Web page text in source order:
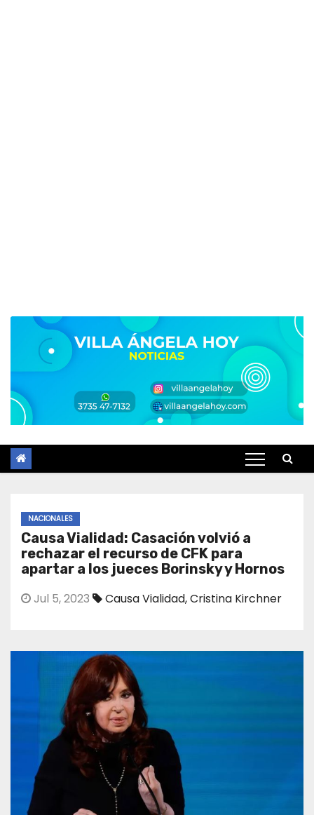
NACIONALES
Causa Vialidad: Casación volvió a
rechazar el recurso de CFK para
apartar a los jueces Borinsky y Hornos
Jul 5, 2023 Causa Vialidad,Cristina Kirchner